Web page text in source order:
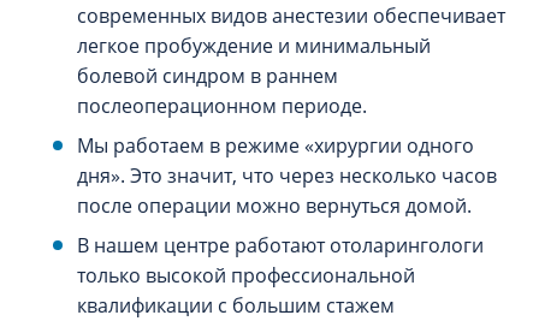
современных видов анестезии обеспечивает
легкое пробуждение и минимальный
болевой синдром в раннем
послеоперационном периоде.
Мы работаем в режиме «хирургии одного
дня». Это значит, что через несколько часов
после операции можно вернуться домой.
В нашем центре работают отоларингологи
только высокой профессиональной
квалификации с большим стажем